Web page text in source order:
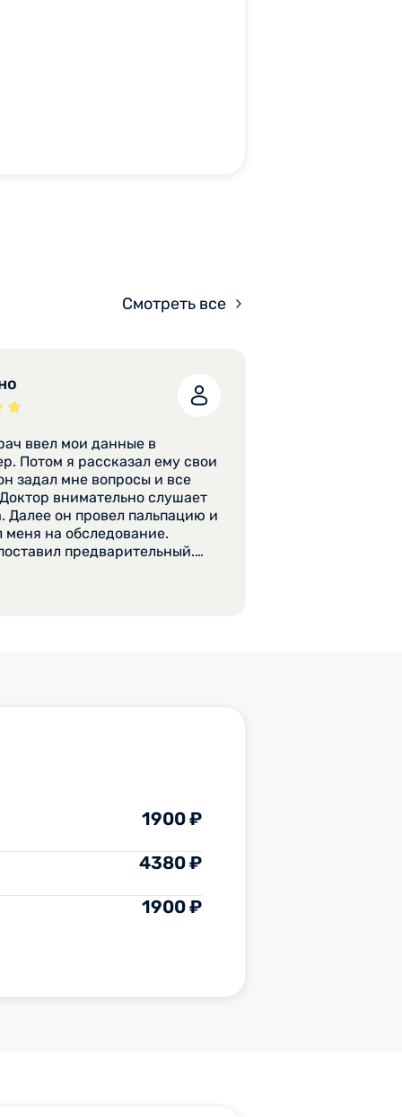
Смотреть все
ввел мои данные в
свои
задал мне вопросы и все
внимательно слушает
Далее он провел пальпацию и
меня на обследование.
предварительный.
С результатами анализов я
1900 ₽
4380 ₽
1900 ₽